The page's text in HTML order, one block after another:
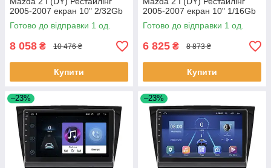
2005-2007 екран 10" 2/32Gb
Wi-Fi GPS Base 1 шт.
Готово до відправки 1 од.
8 058 ₴ 10 476 ₴
Купити
2005-2007 екран 10" 1/16Gb
Wi-Fi GPS Base 1 шт.
Готово до відправки 1 од.
6 825 ₴ 8 873 ₴
Купити
–23% –23%